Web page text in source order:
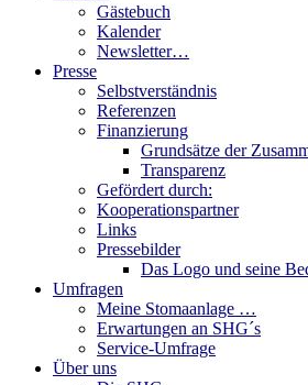
Gästebuch
Kalender
Newsletter…
Presse
Selbstverständnis
Referenzen
Finanzierung
Grundsätze der
Transparenz
Gefördert durch:
Kooperationspartner
Links
Pressebilder
Das Logo und seine
Umfragen
Meine Stomaanlage …
Erwartungen an SHG´s
Service-Umfrage
Über uns